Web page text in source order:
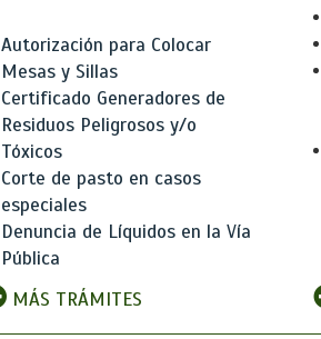
Autorización para Colocar
Mesas y Sillas
Certificado Generadores de
Residuos Peligrosos y/o
Tóxicos
Corte de pasto en casos
especiales
Denuncia de Líquidos en la Vía
Pública
MÁS TRÁMITES